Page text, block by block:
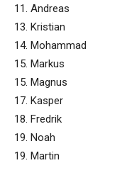
11. Andreas
13. Kristian
14. Mohammad
15. Markus
15. Magnus
17. Kasper
18. Fredrik
19. Noah
19. Martin